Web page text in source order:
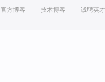
官方博客 技术博客 诚聘英才